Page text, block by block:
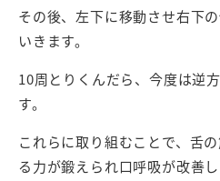
その後、左下に移動させ右下
いきます。
10周とりくんだら、今度は逆
す。
これらに取り組むことで、舌
る力が鍛えられ口呼吸が改善し